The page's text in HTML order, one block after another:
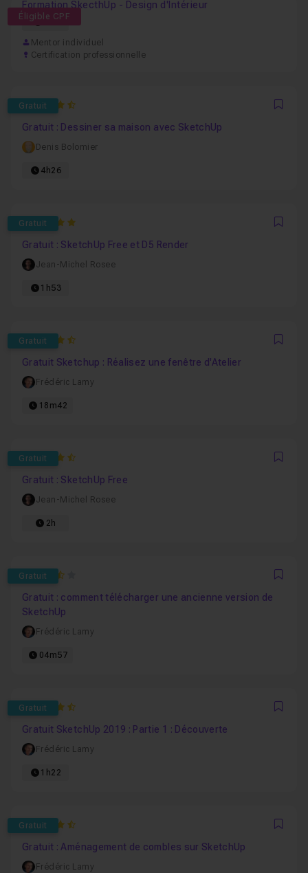
Éligible CPF
Formation SkecthUp - Design d'Intérieur
67h
Mentor individuel
Certification professionnelle
Gratuit
4.8125
Gratuit : Dessiner sa maison avec SketchUp
Denis Bolomier
4h26
Gratuit
5
Gratuit : SketchUp Free et D5 Render
Jean-Michel Rosee
1h53
Gratuit
4.92
Gratuit Sketchup : Réalisez une fenêtre d'Atelier
Frédéric Lamy
18m42
Gratuit
4.9166666666667
Gratuit : SketchUp Free
Jean-Michel Rosee
2h
Gratuit
3.76
Gratuit : comment télécharger une ancienne version de
SketchUp
Frédéric Lamy
04m57
Gratuit
4.8245614035088
Gratuit SketchUp 2019 : Partie 1 : Découverte
Frédéric Lamy
1h22
Gratuit
4.8947368421053
Gratuit : Aménagement de combles sur SketchUp
Frédéric Lamy